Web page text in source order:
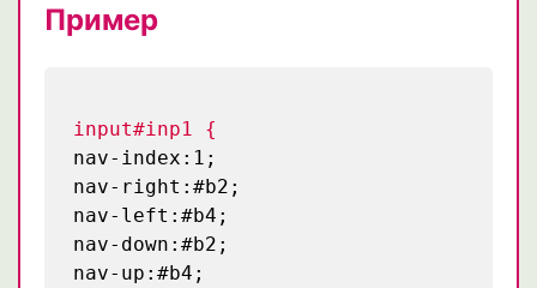
Пример
input#inp1 {
nav-index:1;
nav-right:#b2;
nav-left:#b4;
nav-down:#b2;
nav-up:#b4;